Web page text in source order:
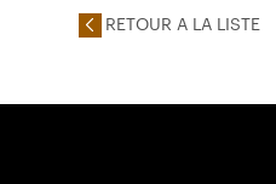
RETOUR A LA LISTE